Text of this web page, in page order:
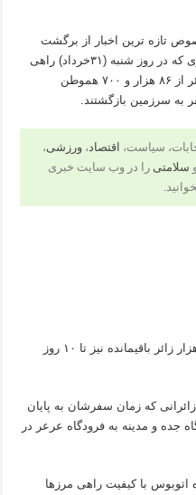
تازه ترین اخبار از برگشت
حجاج به سرزمین او گفت: با ۷۸۰۰ زائری که در روز شنبه (۳۱خرداد) راهی
ایران شدند، مجموعا ۳۷ هزار و ۸۰۰ زائر از ۸۶ هزار و ۷۰۰ هموطن
به سرزمین بازگشتند.
سیاست، اقتصاد، ورزشی،
سلامتی را در وب سایت خبری
، مجید اخوان اظهار کرد: نزدیک به ۴۸ هزار زائر باقیمانده نیز تا ۱۰ روز
روز جاری ۶۱۰۰ نفر از زائرانی که زمان سفرشان به پایان
جده و مدینه به فرودگاه عرعر در
زائر نیز با ۵۰ دستگاه اتوبوس با کیفیت راهی مرزها